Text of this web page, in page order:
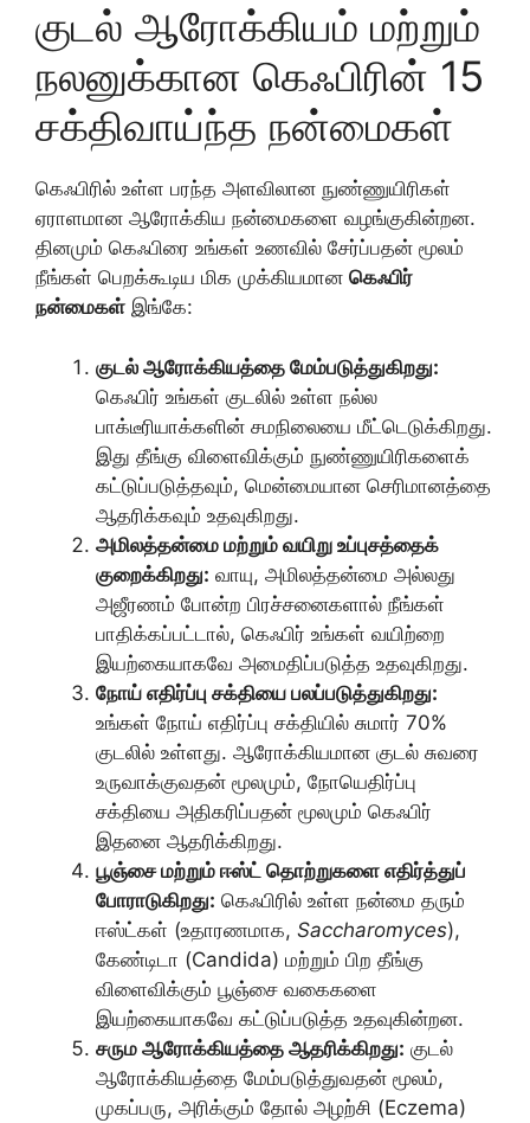
குடல் ஆரோக்கியம் மற்றும்
நலனுக்கான கெஃபிரின் 15
சக்திவாய்ந்த நன்மைகள்
கெஃபிரில் உள்ள பரந்த அளவிலான நுண்ணுயிரிகள்
ஏராளமான ஆரோக்கிய நன்மைகளை வழங்குகின்றன.
தினமும் கெஃபிரை உங்கள் உணவில் சேர்ப்பதன் மூலம்
நீங்கள் பெறக்கூடிய மிக முக்கியமான கெஃபிர்
நன்மைகள் இங்கே:
குடல் ஆரோக்கியத்தை மேம்படுத்துகிறது:
கெஃபிர் உங்கள் குடலில் உள்ள நல்ல
பாக்டீரியாக்களின் சமநிலையை மீட்டெடுக்கிறது.
இது தீங்கு விளைவிக்கும் நுண்ணுயிரிகளைக்
கட்டுப்படுத்தவும், மென்மையான செரிமானத்தை
ஆதரிக்கவும் உதவுகிறது.
அமிலத்தன்மை மற்றும் வயிறு உப்புசத்தைக்
குறைக்கிறது: வாயு, அமிலத்தன்மை அல்லது
அஜீரணம் போன்ற பிரச்சனைகளால் நீங்கள்
பாதிக்கப்பட்டால், கெஃபிர் உங்கள் வயிற்றை
இயற்கையாகவே அமைதிப்படுத்த உதவுகிறது.
நோய் எதிர்ப்பு சக்தியை பலப்படுத்துகிறது:
உங்கள் நோய் எதிர்ப்பு சக்தியில் சுமார் 70%
குடலில் உள்ளது. ஆரோக்கியமான குடல் சுவரை
உருவாக்குவதன் மூலமும், நோயெதிர்ப்பு
சக்தியை அதிகரிப்பதன் மூலமும் கெஃபிர்
இதனை ஆதரிக்கிறது.
பூஞ்சை மற்றும் ஈஸ்ட் தொற்றுகளை எதிர்த்துப்
போராடுகிறது: கெஃபிரில் உள்ள நன்மை தரும்
ஈஸ்ட்கள் (உதாரணமாக, Saccharomyces),
கேண்டிடா (Candida) மற்றும் பிற தீங்கு
விளைவிக்கும் பூஞ்சை வகைகளை
இயற்கையாகவே கட்டுப்படுத்த உதவுகின்றன.
சரும ஆரோக்கியத்தை ஆதரிக்கிறது: குடல்
ஆரோக்கியத்தை மேம்படுத்துவதன் மூலம்,
முகப்பரு, அரிக்கும் தோல் அழற்சி (Eczema)